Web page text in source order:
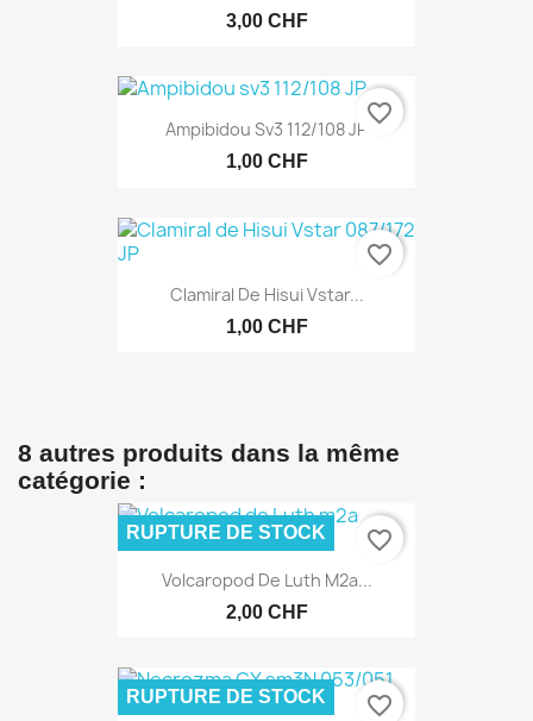
3,00 CHF
Ampibidou Sv3 112/108 JP
1,00 CHF
favorite_border
Clamiral De Hisui Vstar...
1,00 CHF
favorite_border
8 autres produits dans la même
catégorie :
Volcaropod De Luth M2a...
2,00 CHF
RUPTURE DE STOCK favorite_border
RUPTURE DE STOCK favorite_border